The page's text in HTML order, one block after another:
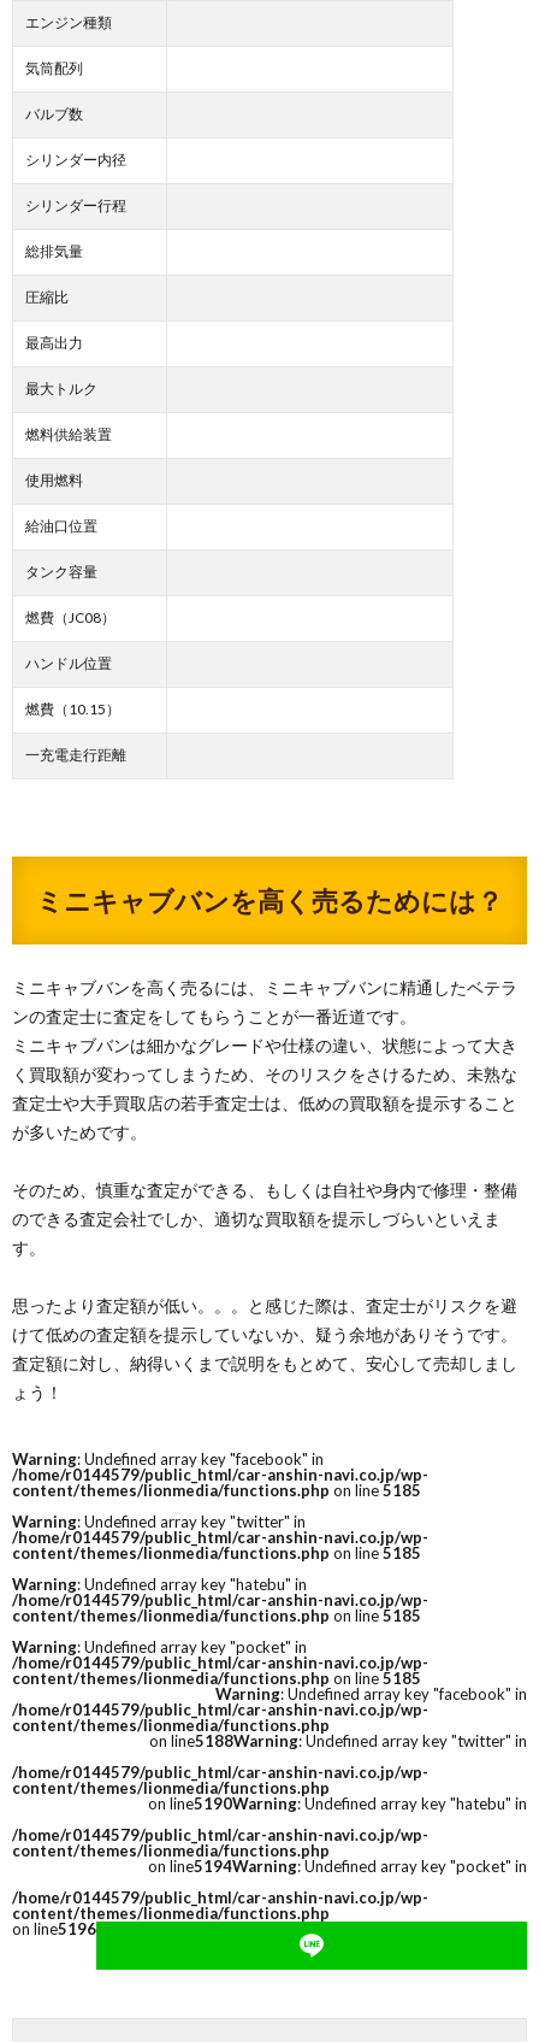
エンジン種類
気筒配列
バルブ数
シリンダー内径
シリンダー行程
総排気量
圧縮比
最高出力
最大トルク
燃料供給装置
使用燃料
給油口位置
タンク容量
燃費（JC08）
ハンドル位置
燃費（10.15）
一充電走行距離
ミニキャブバンを高く売るためには？
ミニキャブバンを高く売るには、ミニキャブバンに精通したベテラ
ンの査定士に査定をしてもらうことが一番近道です。
ミニキャブバンは細かなグレードや仕様の違い、状態によって大き
く買取額が変わってしまうため、そのリスクをさけるため、未熟な
査定士や大手買取店の若手査定士は、低めの買取額を提示すること
が多いためです。
そのため、慎重な査定ができる、もしくは自社や身内で修理・整備
のできる査定会社でしか、適切な買取額を提示しづらいといえま
す。
思ったより査定額が低い。。。と感じた際は、査定士がリスクを避
けて低めの査定額を提示していないか、疑う余地がありそうです。
査定額に対し、納得いくまで説明をもとめて、安心して売却しまし
ょう！
Warning: Undefined array key "facebook" in
/home/r0144579/public_html/car-anshin-navi.co.jp/wp-
content/themes/lionmedia/functions.php on line5185
Warning: Undefined array key "twitter" in
/home/r0144579/public_html/car-anshin-navi.co.jp/wp-
content/themes/lionmedia/functions.php on line5185
Warning: Undefined array key "hatebu" in
/home/r0144579/public_html/car-anshin-navi.co.jp/wp-
content/themes/lionmedia/functions.php on line5185
Warning: Undefined array key "pocket" in
/home/r0144579/public_html/car-anshin-navi.co.jp/wp-
content/themes/lionmedia/functions.php on line5185
Warning: Undefined array key "facebook" in
/home/r0144579/public_html/car-anshin-navi.co.jp/wp-
content/themes/lionmedia/functions.php
on line5188Warning: Undefined array key "twitter" in
/home/r0144579/public_html/car-anshin-navi.co.jp/wp-
content/themes/lionmedia/functions.php
on line5190Warning: Undefined array key "hatebu" in
/home/r0144579/public_html/car-anshin-navi.co.jp/wp-
content/themes/lionmedia/functions.php
on line5194Warning: Undefined array key "pocket" in
/home/r0144579/public_html/car-anshin-navi.co.jp/wp-
content/themes/lionmedia/functions.php
on line5196